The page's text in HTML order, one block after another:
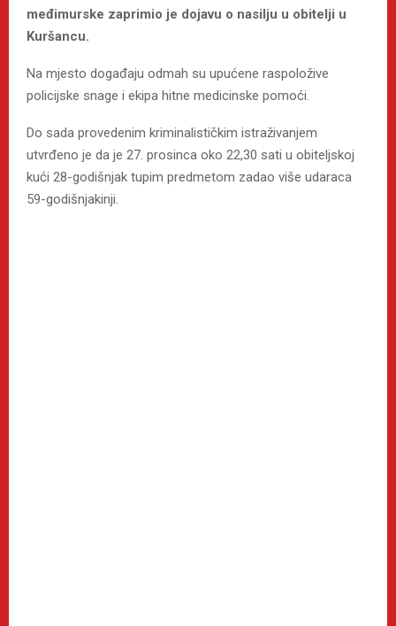
međimurske zaprimio je dojavu o nasilju u obitelji u
Kuršancu.
Na mjesto događaju odmah su upućene raspoložive
policijske snage i ekipa hitne medicinske pomoći.
Do sada provedenim kriminalističkim istraživanjem
utvrđeno je da je 27. prosinca oko 22,30 sati u obiteljskoj
kući 28-godišnjak tupim predmetom zadao više udaraca
59-godišnjakinji.